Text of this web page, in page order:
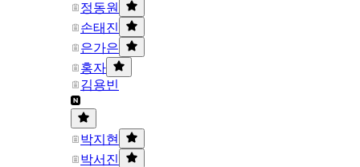
정동원
손태진
은가은
홍자
김용빈
박지현
박서진